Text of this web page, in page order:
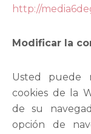
http://
Modificar la
Usted puede
cookies de la
de su
opción de